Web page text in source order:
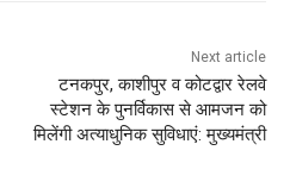
Next article
टनकपुर, काशीपुर व कोटद्वार रेलवे
स्टेशन के पुनर्विकास से आमजन को
मिलेंगी अत्याधुनिक सुविधाएं: मुख्यमंत्री